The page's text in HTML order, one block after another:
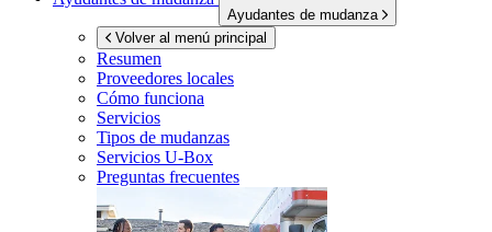
Ayudantes de mudanza
Volver al menú principal
Resumen
Proveedores locales
Cómo funciona
Servicios
Tipos de mudanzas
Servicios U-Box
Preguntas frecuentes